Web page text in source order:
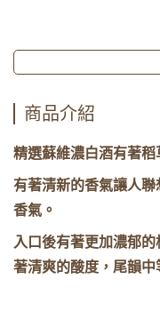
商品介紹
精選蘇維濃白酒有著稻
有著清新的香氣讓人
香氣。
入口後有著更加濃郁
著清爽的酸度，尾韻中